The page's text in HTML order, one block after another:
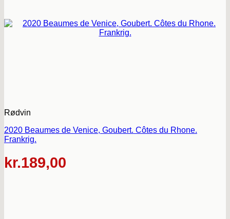
Rødvin
2020 Beaumes de Venice, Goubert. Côtes du Rhone.
Frankrig.
kr.189,00